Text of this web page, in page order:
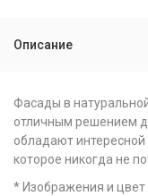
Описание
Фасады в
отличным решением
обладают
которое никогда не
* Изображения и цвет